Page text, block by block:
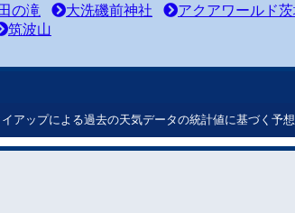
の滝 大洗磯前神社 アクアワールド
筑波山
ップによる過去の天気データの統計値に基づく予想